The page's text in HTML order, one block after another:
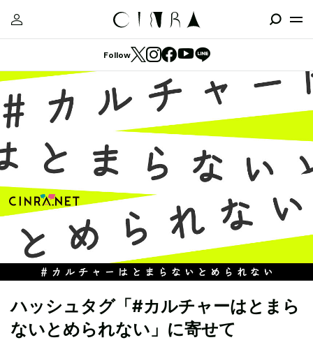
Follow
ハッシュタグ「#カルチャーはとまら
ないとめられない」に寄せて